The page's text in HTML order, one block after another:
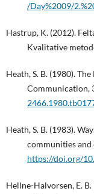
/Day%2009/
Hastrup, K. (2012).
Kvalitative
Heath, S. B. (1980).
Communication,
Heath, S. B. (1983).
communities and
https://doi.org/
Hellne-Halvorsen, E.